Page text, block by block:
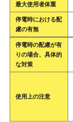
最大使用者体重
停電時における配
慮の有無
停電時の配慮が有
りの場合、具体的
な対策
使用上の注意